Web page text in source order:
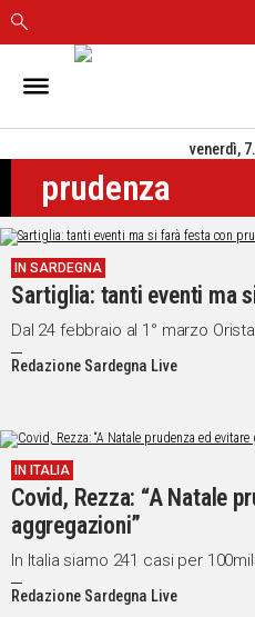
IN
CAGLIARI
SASSARI
NUORO
ORISTANO
SULCIS
GALLURA
OGLIASTRA
MEDIO
ALTRE
NOTIZIE
POLITICA
IN
ITALIA
MONDO
venerdì,
prudenza
IN SARDEGNA
Sartiglia: tanti eventi ma
Dal 24 febbraio al 1° marzo
Redazione Sardegna Live
IN ITALIA
Covid, Rezza: “A Natale
aggregazioni”
In Italia siamo 241 casi per
Redazione Sardegna Live